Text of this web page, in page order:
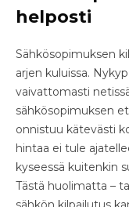
helposti
Sähkösopimuksen
arjen kuluissa.
vaivattomasti
sähkösopimuksen
onnistuu kätevästi
hintaa ei tule
kyseessä kuitenkin
Tästä huolimatta –